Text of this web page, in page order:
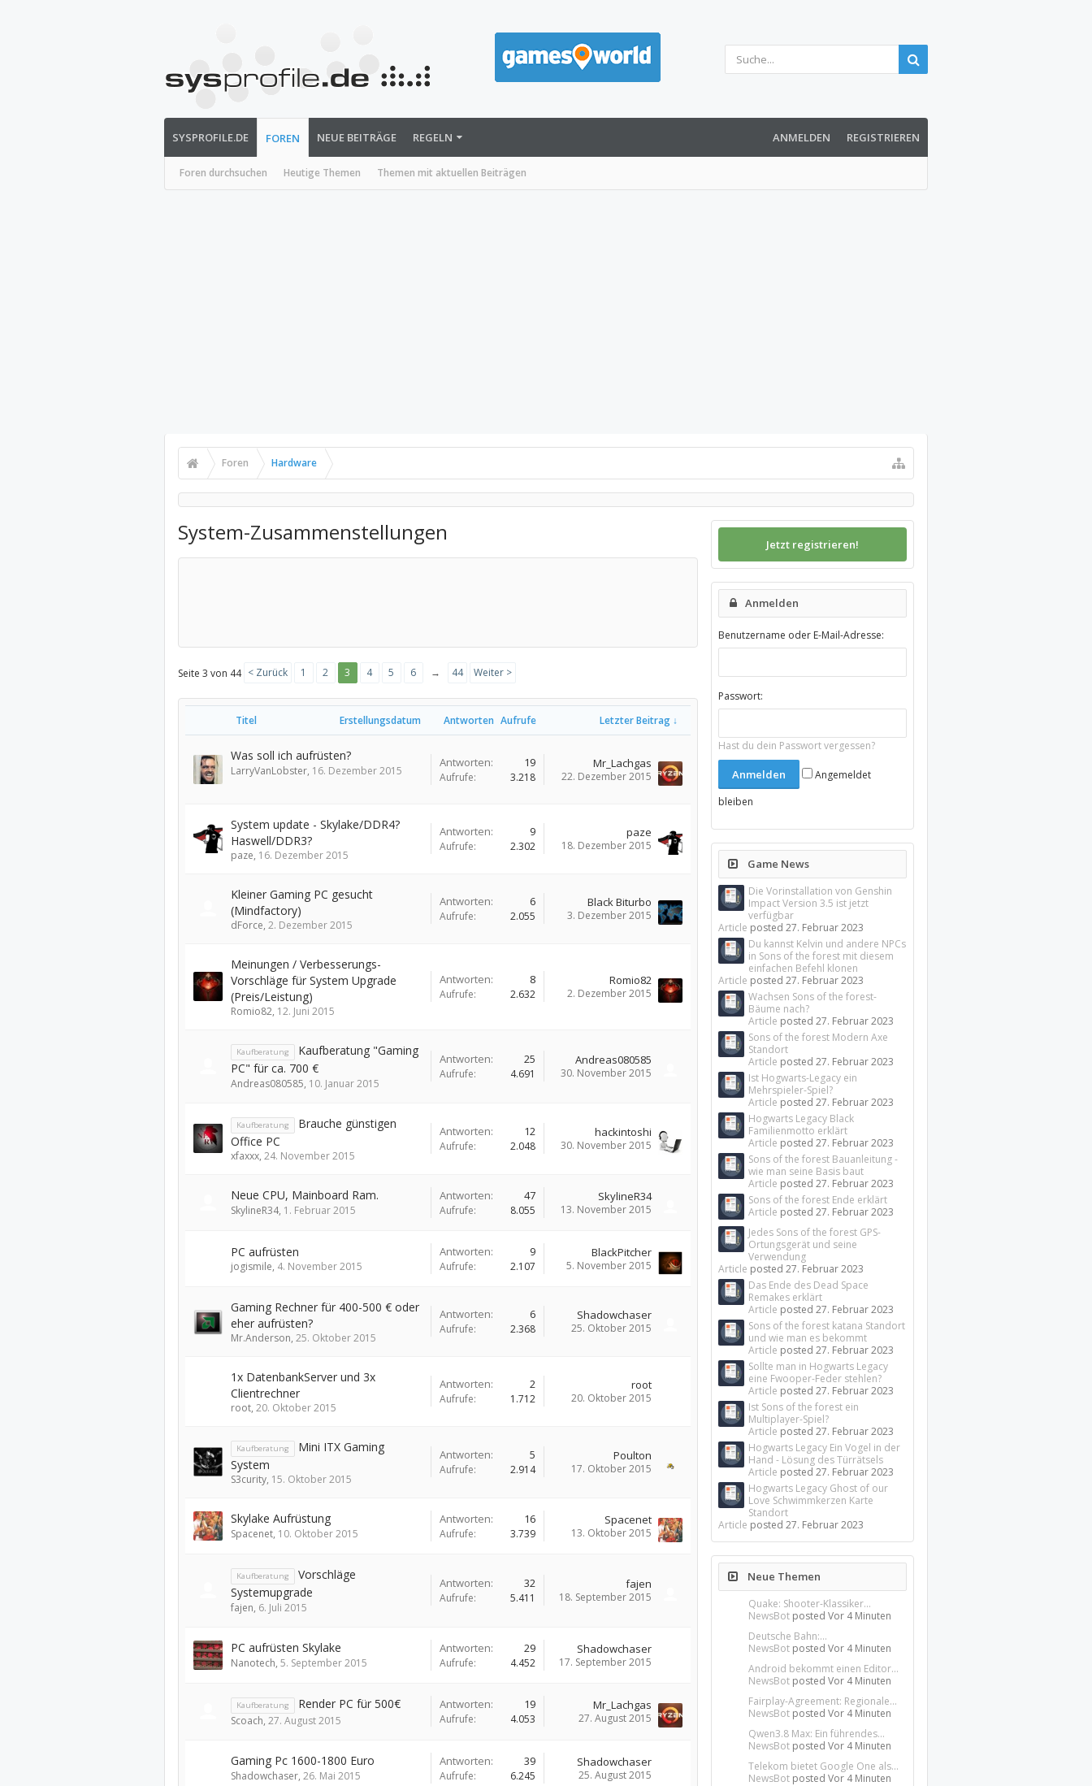
SYSPROFILE.DE FOREN
Foren durchsuchen Heutige Themen Themen mit aktuellen Beiträgen
NEUE BEITRÄGE REGELN ANMELDEN REGISTRIEREN
Foren Hardware
System-Zusammenstellungen
Seite 3 von 44 < Zurück 1 2 3 4 5 6 → 44 Weiter >
Titel Erstellungsdatum Antworten Aufrufe Letzter Beitrag ↓
Was soll ich aufrüsten?
LarryVanLobster, 16. Dezember 2015
Antworten: 19
Aufrufe: 3.218
Mr_Lachgas
22. Dezember 2015
System update - Skylake/DDR4?
Haswell/DDR3?
paze, 16. Dezember 2015
Antworten: 9
Aufrufe: 2.302
paze
18. Dezember 2015
Kleiner Gaming PC gesucht
(Mindfactory)
dForce, 2. Dezember 2015
Antworten: 6
Aufrufe: 2.055
Black Biturbo
3. Dezember 2015
Meinungen / Verbesserungs-
Vorschläge für System Upgrade
(Preis/Leistung)
Romio82, 12. Juni 2015
Antworten: 8
Aufrufe: 2.632
Romio82
2. Dezember 2015
Kaufberatung
Kaufberatung "Gaming
PC" für ca. 700 €
Andreas080585, 10. Januar 2015
Antworten: 25
Aufrufe: 4.691
Andreas080585
30. November 2015
Kaufberatung
Brauche günstigen
Office PC
xfaxxx, 24. November 2015
Antworten: 12
Aufrufe: 2.048
hackintoshi
30. November 2015
Neue CPU, Mainboard Ram.
SkylineR34, 1. Februar 2015
Antworten: 47
Aufrufe: 8.055
SkylineR34
13. November 2015
PC aufrüsten
jogismile, 4. November 2015
Antworten: 9
Aufrufe: 2.107
BlackPitcher
5. November 2015
Gaming Rechner für 400-500 € oder
eher aufrüsten?
Mr.Anderson, 25. Oktober 2015
Antworten: 6
Aufrufe: 2.368
Shadowchaser
25. Oktober 2015
1x DatenbankServer und 3x
Clientrechner
root, 20. Oktober 2015
Antworten: 2
Aufrufe: 1.712
root
20. Oktober 2015
Kaufberatung
Mini ITX Gaming
System
S3curity, 15. Oktober 2015
Antworten: 5
Aufrufe: 2.914
Poulton
17. Oktober 2015
Skylake Aufrüstung
Spacenet, 10. Oktober 2015
Antworten: 16
Aufrufe: 3.739
Spacenet
13. Oktober 2015
Kaufberatung
Vorschläge
Systemupgrade
fajen, 6. Juli 2015
Antworten: 32
Aufrufe: 5.411
fajen
18. September 2015
PC aufrüsten Skylake
Nanotech, 5. September 2015
Antworten: 29
Aufrufe: 4.452
Shadowchaser
17. September 2015
Kaufberatung Render PC für 500€
Scoach, 27. August 2015
Antworten: 19
Aufrufe: 4.053
Mr_Lachgas
27. August 2015
Gaming Pc 1600-1800 Euro
Shadowchaser, 26. Mai 2015
Antworten: 39
Aufrufe: 6.245
Shadowchaser
25. August 2015
Jetzt registrieren!
Anmelden
Benutzername oder E-Mail-Adresse:
Passwort:
Hast du dein Passwort vergessen?
Angemeldet
bleiben
Game News
Die Vorinstallation von Genshin
Impact Version 3.5 ist jetzt
verfügbar
Article posted27. Februar 2023
Du kannst Kelvin und andere NPCs
in Sons of the forest mit diesem
einfachen Befehl klonen
Article posted27. Februar 2023
Wachsen Sons of the forest-
Bäume nach?
Article posted27. Februar 2023
Sons of the forest Modern Axe
Standort
Article posted27. Februar 2023
Ist Hogwarts-Legacy ein
Mehrspieler-Spiel?
Article posted27. Februar 2023
Hogwarts Legacy Black
Familienmotto erklärt
Article posted27. Februar 2023
Sons of the forest Bauanleitung -
wie man seine Basis baut
Article posted27. Februar 2023
Sons of the forest Ende erklärt
Article posted27. Februar 2023
Jedes Sons of the forest GPS-
Ortungsgerät und seine
Verwendung
Article posted27. Februar 2023
Das Ende des Dead Space
Remakes erklärt
Article posted27. Februar 2023
Sons of the forest katana Standort
und wie man es bekommt
Article posted27. Februar 2023
Sollte man in Hogwarts Legacy
eine Fwooper-Feder stehlen?
Article posted27. Februar 2023
Ist Sons of the forest ein
Multiplayer-Spiel?
Article posted27. Februar 2023
Hogwarts Legacy Ein Vogel in der
Hand - Lösung des Türrätsels
Article posted27. Februar 2023
Hogwarts Legacy Ghost of our
Love Schwimmkerzen Karte
Standort
Article posted27. Februar 2023
Neue Themen
Quake: Shooter-Klassiker...
NewsBot postedVor 4 Minuten
Deutsche Bahn:...
NewsBot postedVor 4 Minuten
Android bekommt einen Editor...
NewsBot postedVor 4 Minuten
Fairplay-Agreement: Regionale...
NewsBot postedVor 4 Minuten
Qwen3.8 Max: Ein führendes...
NewsBot postedVor 4 Minuten
Telekom bietet Google One als...
NewsBot postedVor 4 Minuten